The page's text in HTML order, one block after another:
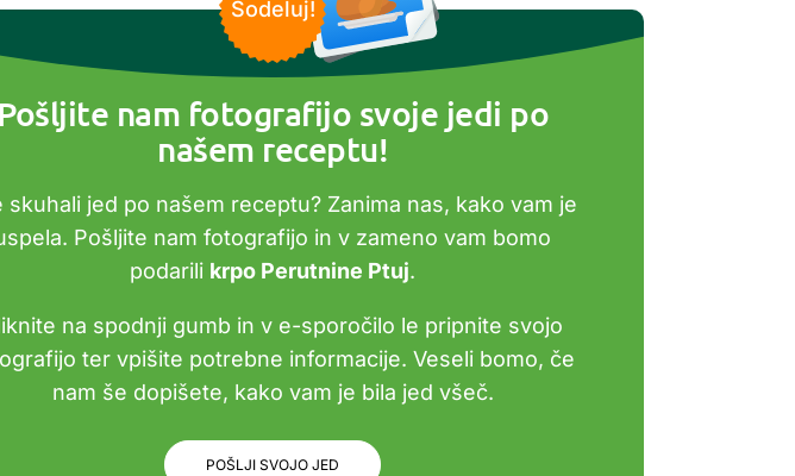
Sodeluj!
Pošljite nam fotografijo svoje jedi po
našem receptu!
skuhali jed po našem receptu? Zanima nas, kako vam je
Pošljite nam fotografijo in v zameno vam bomo
podarili krpo Perutnine Ptuj.
na spodnji gumb in v e-sporočilo le pripnite svojo
ter vpišite potrebne informacije. Veseli bomo, če
nam še dopišete, kako vam je bila jed všeč.
POŠLJI SVOJO JED